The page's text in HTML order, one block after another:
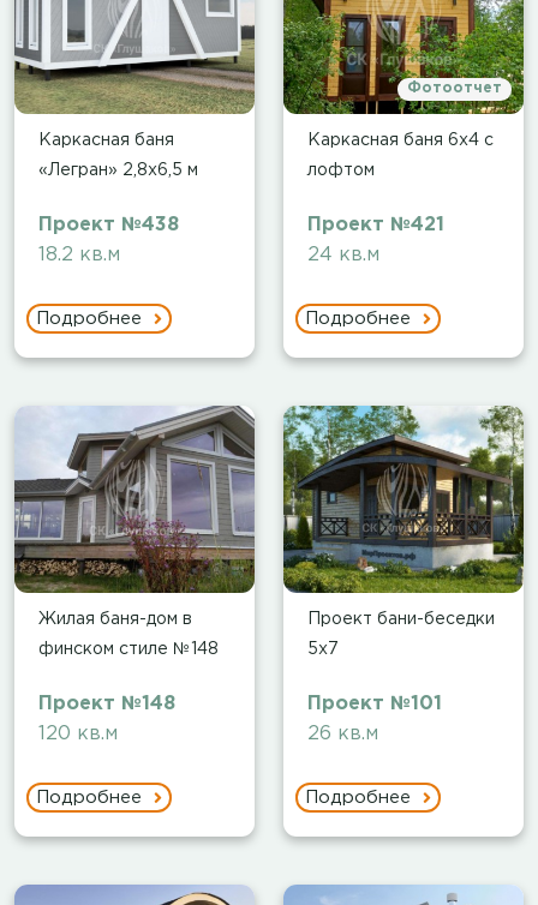
Каркасная баня
«Легран» 2,8х6,5 м
Проект №438
18.2 кв.м
Подробнее
Фотоотчет
Каркасная баня 6х4 с
лофтом
Проект №421
24 кв.м
Подробнее
Жилая баня-дом в
финском стиле №148
Проект №148
120 кв.м
Подробнее
Проект бани-беседки
5х7
Проект №101
26 кв.м
Подробнее